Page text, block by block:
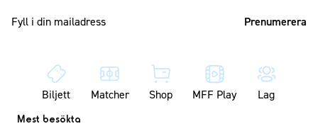
Biljett Matcher Shop MFF Play Lag
Mest besökta